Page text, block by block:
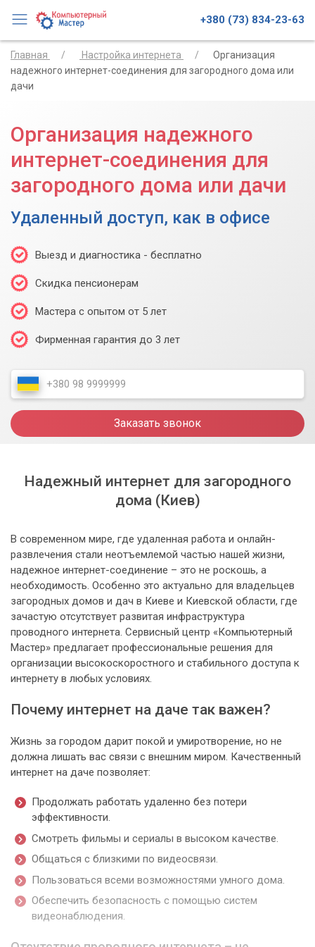
+380 (73) 834-23-63
Главная Настройка интернета
Организация
надежного интернет-соединения для загородного дома или
дачи
Организация надежного
интернет-соединения для
загородного дома или дачи
Удаленный доступ, как в офисе
Выезд и диагностика - бесплатно
Скидка пенсионерам
Мастера с опытом от 5 лет
Фирменная гарантия до 3 лет
Заказать звонок
Надежный интернет для загородного
дома (Киев)
В современном мире, где удаленная работа и онлайн-
развлечения стали неотъемлемой частью нашей жизни,
надежное интернет-соединение – это не роскошь, а
необходимость. Особенно это актуально для владельцев
загородных домов и дач в Киеве и Киевской области, где
зачастую отсутствует развитая инфраструктура
проводного интернета. Сервисный центр «Компьютерный
Мастер» предлагает профессиональные решения для
организации высокоскоростного и стабильного доступа к
интернету в любых условиях.
Почему интернет на даче так важен?
Жизнь за городом дарит покой и умиротворение, но не
должна лишать вас связи с внешним миром. Качественный
интернет на даче позволяет:
Продолжать работать удаленно без потери
эффективности.
Смотреть фильмы и сериалы в высоком качестве.
Общаться с близкими по видеосвязи.
Пользоваться всеми возможностями умного дома.
Обеспечить безопасность с помощью систем
видеонаблюдения.